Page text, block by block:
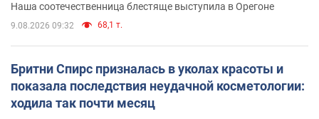
Наша соотечественница блестяще выступила в Орегоне
9.08.2026 09:32 68,1 т.
Бритни Спирс призналась в уколах красоты и
показала последствия неудачной косметологии:
ходила так почти месяц